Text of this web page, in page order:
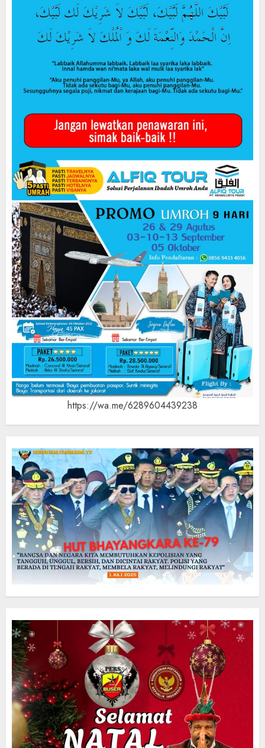
https://wa.me/6289604439238